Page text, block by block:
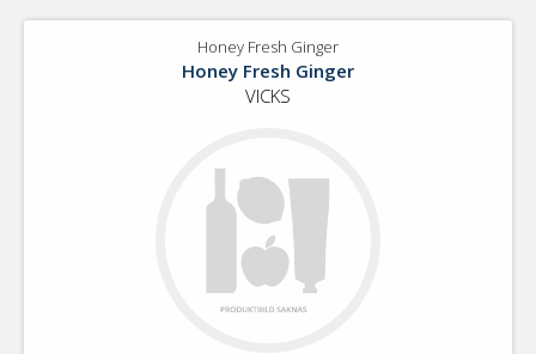
Honey Fresh Ginger
Honey Fresh Ginger
VICKS